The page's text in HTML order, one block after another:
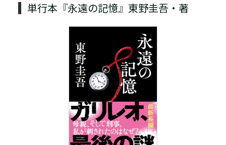
単行本『永遠の記憶』東野圭吾・著